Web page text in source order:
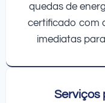
quedas de
certificado com
imediatas
Serviços